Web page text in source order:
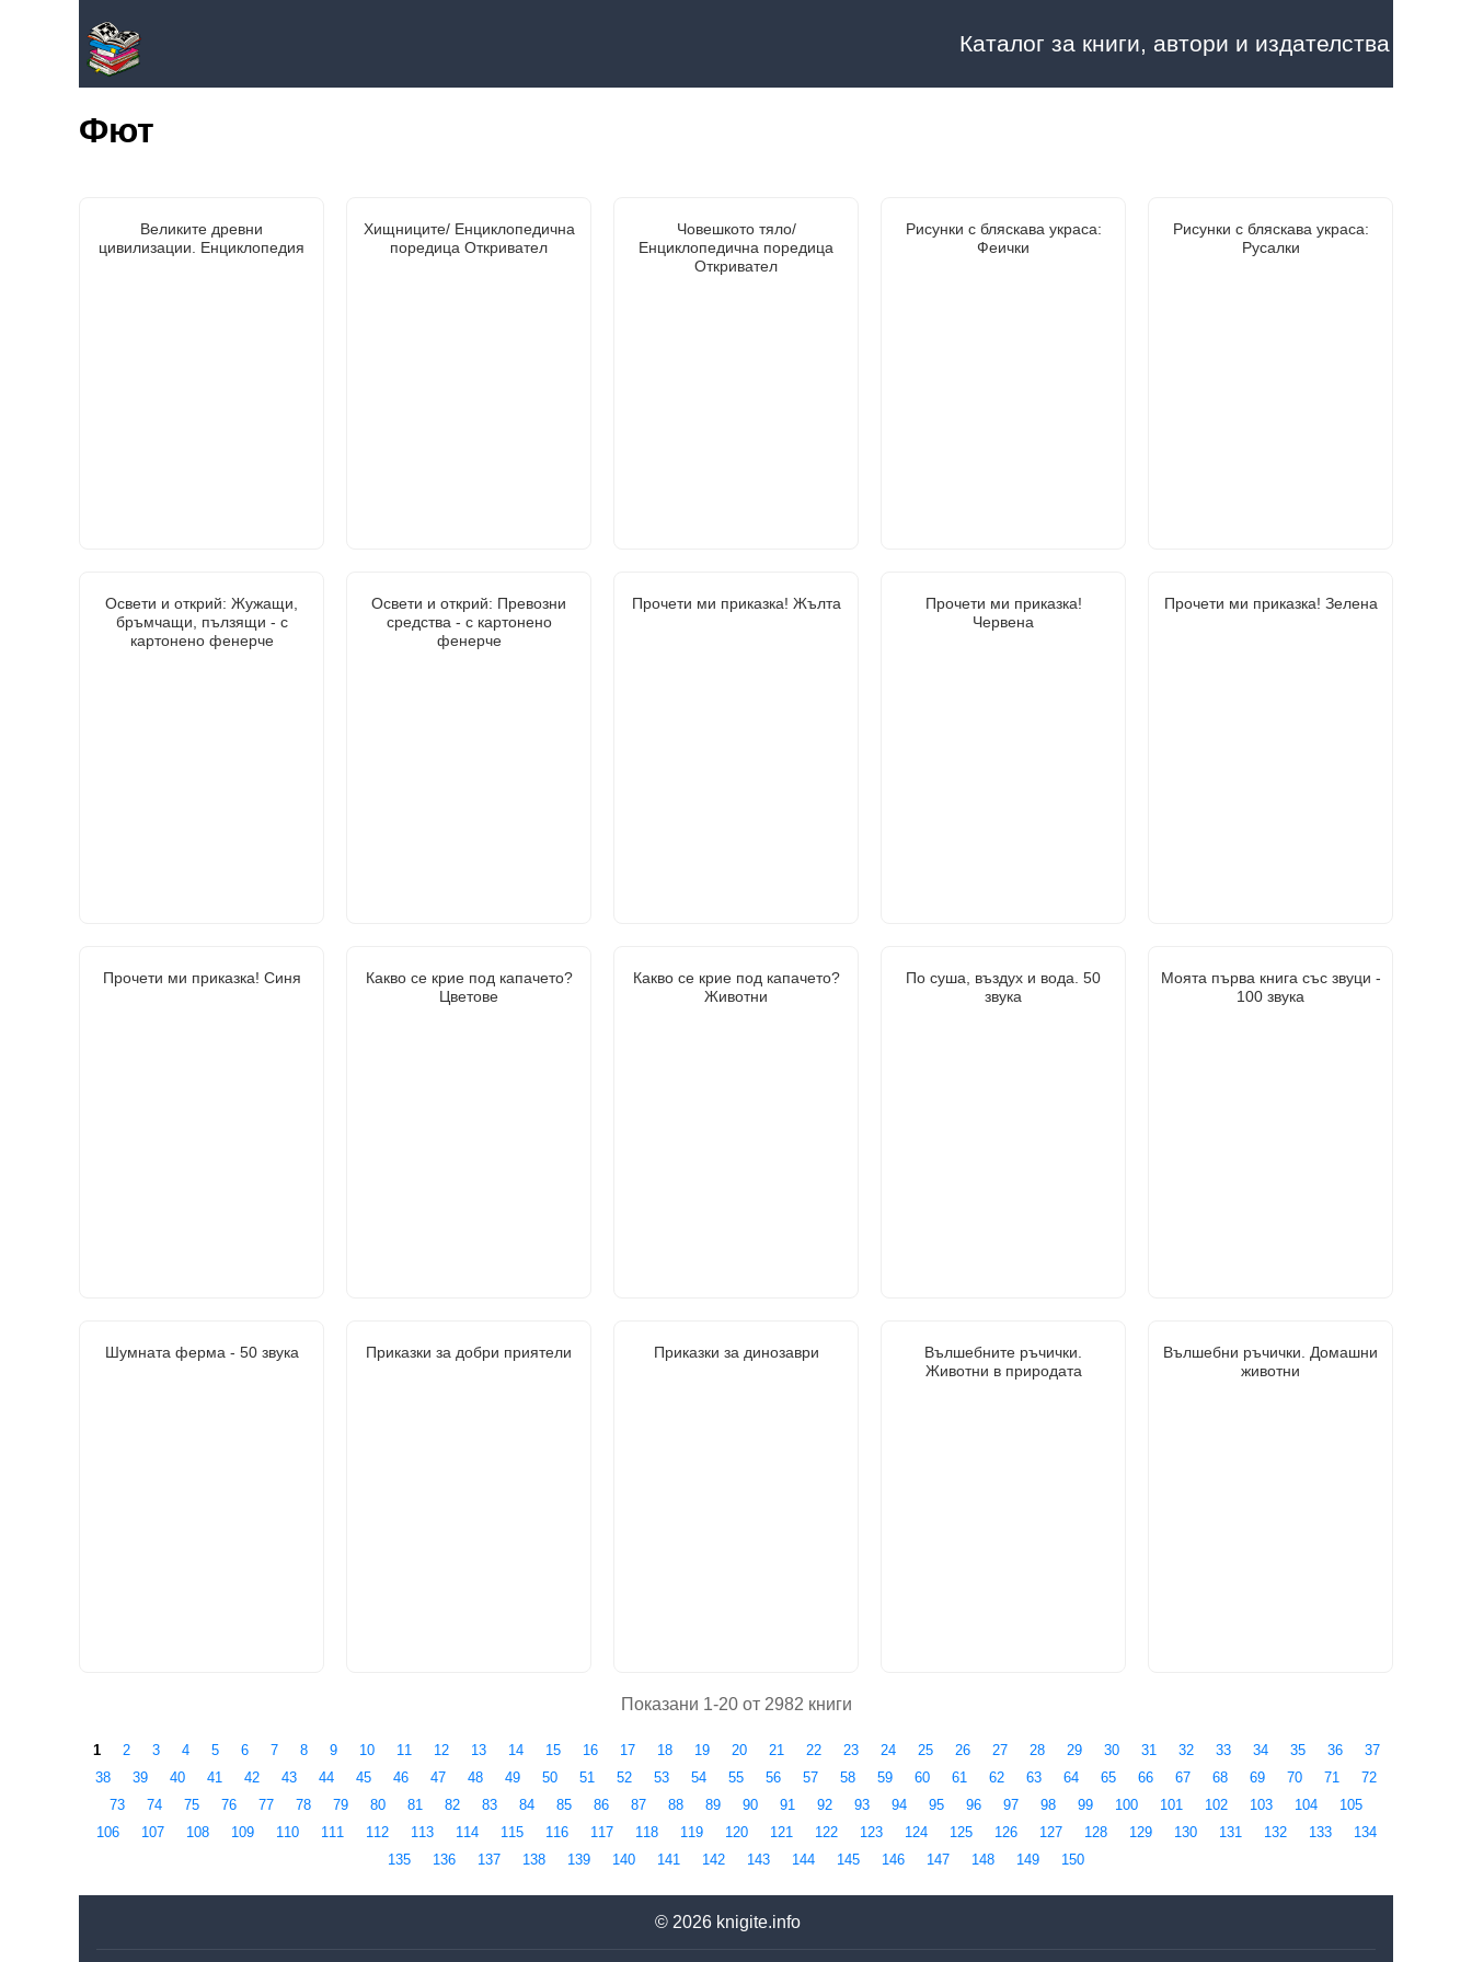
Каталог за книги, автори и издателства
Фют
Великите древни
цивилизации. Енциклопедия
Хищниците/ Енциклопедична
поредица Откривател
Човешкото тяло/
Енциклопедична поредица
Откривател
Рисунки с бляскава украса:
Феички
Рисунки с бляскава украса:
Русалки
Освети и открий: Жужащи,
бръмчащи, пълзящи - с
картонено фенерче
Освети и открий: Превозни
средства - с картонено
фенерче
Прочети ми приказка! Жълта
Прочети ми приказка!
Червена
Прочети ми приказка! Зелена
Прочети ми приказка! Синя
Какво се крие под капачето?
Цветове
Какво се крие под капачето?
Животни
По суша, въздух и вода. 50
звука
Моята първа книга със звуци -
100 звука
Шумната ферма - 50 звука Приказки за добри приятели Приказки за динозаври
Вълшебните ръчички.
Животни в природата
Вълшебни ръчички. Домашни
животни
Показани 1-20 от 2982 книги
1 2 3 4 5 6 7 8 9 10 11 12 13 14 15 16 17 18 19 20 21 22 23 24 25 26 27 28 29 30 31 32 33 34 35 36
37
38
39 40 41 42 43 44 45 46 47 48 49 50 51 52 53 54 55 56 57 58 59 60 61 62 63 64 65 66 67 68 69 70 71
72
73
74 75 76 77 78 79 80 81 82 83 84 85 86 87 88 89 90 91 92 93 94 95 96 97 98 99 100 101 102 103 104
105
106
107 108 109 110 111 112 113 114 115 116 117 118 119 120 121 122 123 124 125 126 127 128 129 130 131 132 133
134
135
136 137 138 139 140 141 142 143 144 145 146 147 148 149 150
© 2026 knigite.info